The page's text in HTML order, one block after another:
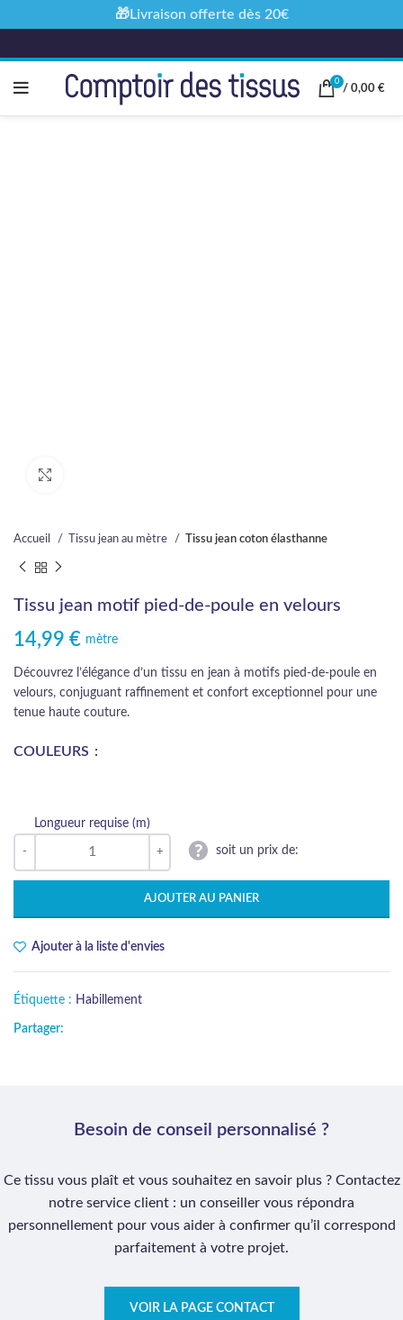
0
/ 0,00 €
Accueil Tissu jean au mètre Tissu jean coton élasthanne
Tissu jean motif pied-de-poule en velours
14,99 € mètre
Découvrez l’élégance d’un tissu en jean à motifs pied-de-poule en
velours, conjuguant raffinement et confort exceptionnel pour une
tenue haute couture.
COULEURS
Longueur requise (m)
soit un prix de:
AJOUTER AU PANIER
Ajouter à la liste d'envies
Étiquette : Habillement
Partager:
Besoin de conseil personnalisé ?
Ce tissu vous plaît et vous souhaitez en savoir plus ? Contactez
notre service client : un conseiller vous répondra
personnellement pour vous aider à confirmer qu’il correspond
parfaitement à votre projet.
VOIR LA PAGE CONTACT
🎁Livraison offerte dès 20€